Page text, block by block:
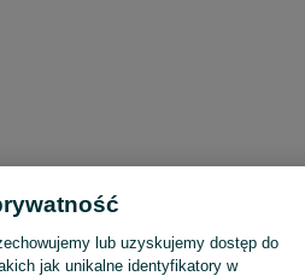
lub uzyskujemy dostęp do
jak unikalne identyfikatory w